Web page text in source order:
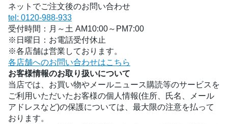
ネットでご注文後のお問い合わせ
tel: 0120-988-933
受付時間：月～土 AM10:00～PM7:00
※日曜日：お電話受付休止
※各店舗は営業しております。
各店舗へのお問い合わせはこちら
お客様情報のお取り扱いについて
当店では、お買い物やメールニュース購読等のサービスを
ご利用いただいたお客様の個人情報(住所、氏名、メール
アドレスなど)の保護については、最大限の注意を払って
おります。